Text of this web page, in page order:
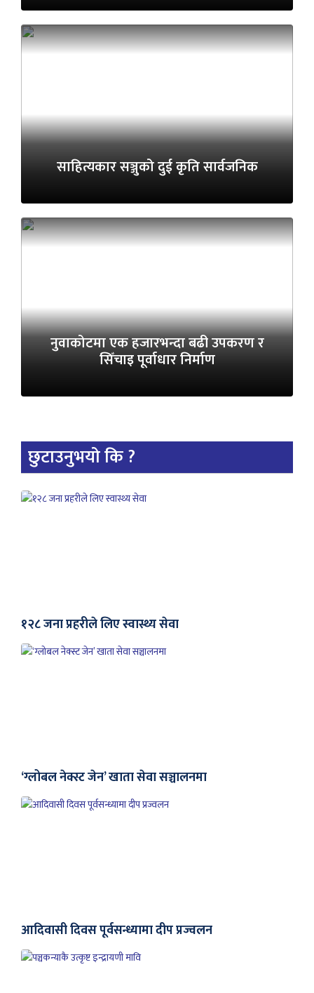
साहित्यकार सञ्जुको दुई कृति सार्वजनिक
नुवाकोटमा एक हजारभन्दा बढी उपकरण र
सिँचाइ पूर्वाधार निर्माण
छुटाउनुभयो कि ?
१२८ जना प्रहरीले लिए स्वास्थ्य सेवा
‘ग्लोबल नेक्स्ट जेन’ खाता सेवा सञ्चालनमा
आदिवासी दिवस पूर्वसन्ध्यामा दीप प्रज्वलन